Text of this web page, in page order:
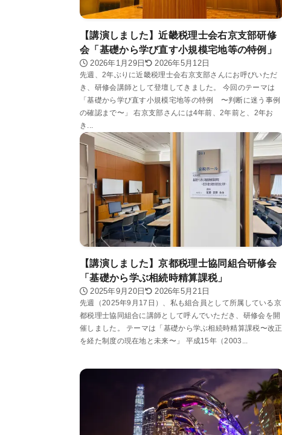
【講演しました】近畿税理士会右京支部研修
会「基礎から学び直す小規模宅地等の特例」
2026年1月29日 2026年5月12日
先週、2年ぶりに近畿税理士会右京支部さんにお呼びいただ
き、研修会講師として登壇してきました。 今回のテーマは
「基礎から学び直す小規模宅地等の特例 〜判断に迷う事例
の確認まで〜」 右京支部さんには4年前、2年前と、2年お
き...
【講演しました】京都税理士協同組合研修会
「基礎から学ぶ相続時精算課税」
2025年9月20日 2026年5月21日
先週（2025年9月17日）、私も組合員として所属している京
都税理士協同組合に講師として呼んでいただき、研修会を開
催しました。 テーマは「基礎から学ぶ相続時精算課税〜改正
を経た制度の現在地と未来〜」 平成15年（2003...